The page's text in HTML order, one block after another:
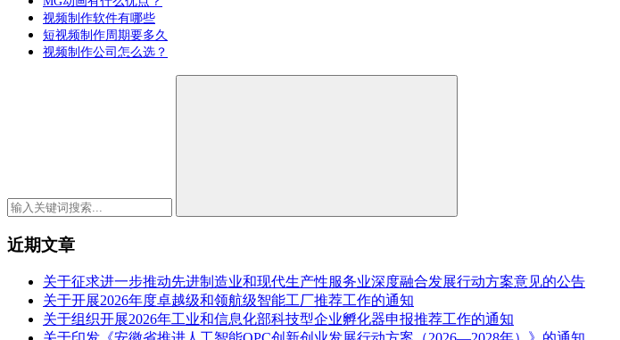
视频制作软件有哪些
短视频制作周期要多久
视频制作公司怎么选？
近期文章
关于征求进一步推动先进制造业和现代生产性服务业深度融合发展行动方案意见的公告
关于开展2026年度卓越级和领航级智能工厂推荐工作的通知
关于组织开展2026年工业和信息化部科技型企业孵化器申报推荐工作的通知